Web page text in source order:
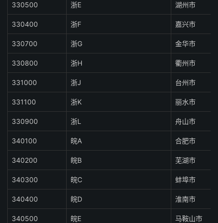
330500 浙E 湖州市
330400 浙F 嘉兴市
330700 浙G 金华市
330800 浙H 衢州市
331000 浙J 台州市
331100 浙K 丽水市
330900 浙L 舟山市
340100 皖A 合肥市
340200 皖B 芜湖市
340300 皖C 蚌埠市
340400 皖D 淮南市
340500 皖E 马鞍山市